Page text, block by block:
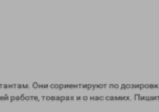
Они сориентируют по
работе, товарах и о нас самих.